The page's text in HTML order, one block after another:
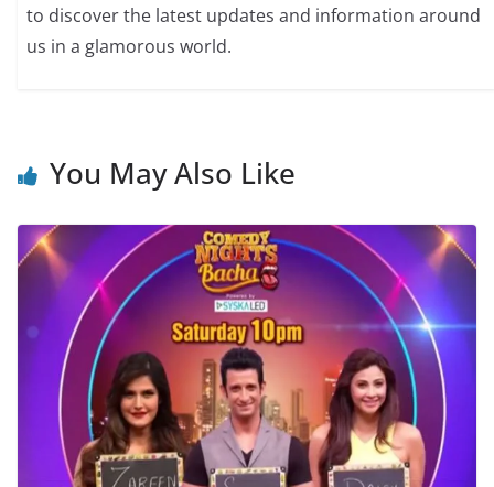
to discover the latest updates and information around
us in a glamorous world.
You May Also Like